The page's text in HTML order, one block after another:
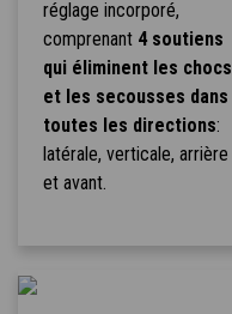
réglage incorporé,
comprenant 4 soutiens
qui éliminent les chocs
et les secousses dans
toutes les directions:
latérale, verticale, arrière
et avant.